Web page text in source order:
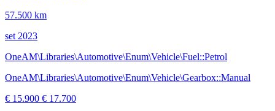
57.500 km
set 2023
OneAM\Libraries\Automotive\Enum\Vehicle\Fuel::Petrol
OneAM\Libraries\Automotive\Enum\Vehicle\Gearbox::Manual
€ 15.900 € 17.700